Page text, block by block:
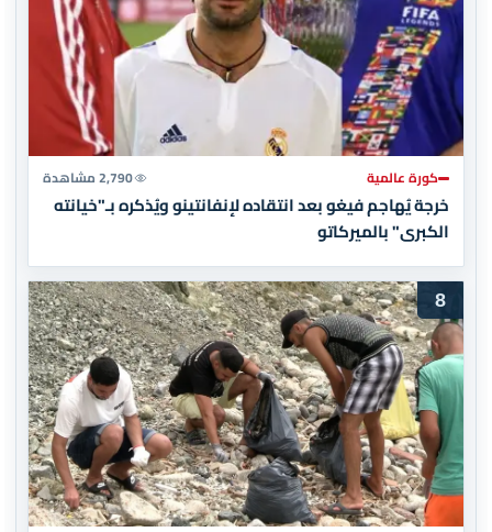
كورة عالمية 2,790 مشاهدة
خرجة يُهاجم فيغو بعد انتقاده لإنفانتينو ويُذكره بـ"خيانته
الكبرى" بالميركاتو
8